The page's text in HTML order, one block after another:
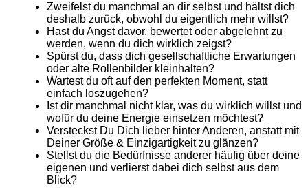
Zweifelst du manchmal an dir selbst und hältst dich
deshalb zurück, obwohl du eigentlich mehr willst?
Hast du Angst davor, bewertet oder abgelehnt zu
werden, wenn du dich wirklich zeigst?
Spürst du, dass dich gesellschaftliche Erwartungen
oder alte Rollenbilder kleinhalten?
Wartest du oft auf den perfekten Moment, statt
einfach loszugehen?
Ist dir manchmal nicht klar, was du wirklich willst und
wofür du deine Energie einsetzen möchtest?
Versteckst Du Dich lieber hinter Anderen, anstatt mit
Deiner Größe & Einzigartigkeit zu glänzen?
Stellst du die Bedürfnisse anderer häufig über deine
eigenen und verlierst dabei dich selbst aus dem
Blick?